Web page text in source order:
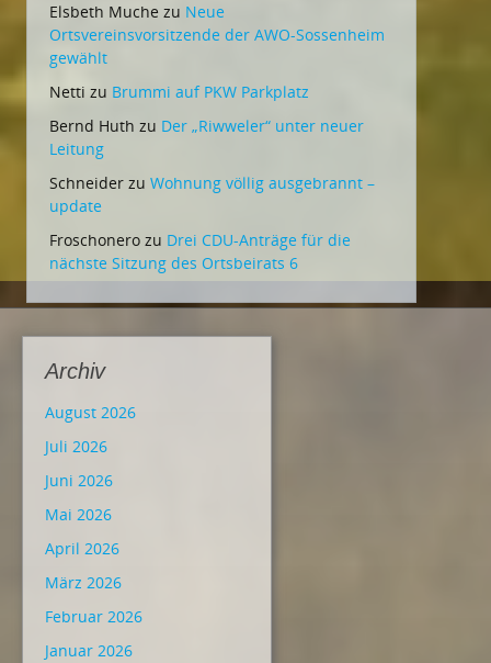
Elsbeth Muche zu Neue
Ortsvereinsvorsitzende der AWO-Sossenheim
gewählt
Netti zu Brummi auf PKW Parkplatz
Bernd Huth zu Der „Riwweler“ unter neuer
Leitung
Schneider zu Wohnung völlig ausgebrannt –
update
Froschonero zu Drei CDU-Anträge für die
nächste Sitzung des Ortsbeirats 6
Archiv
August 2026
Juli 2026
Juni 2026
Mai 2026
April 2026
März 2026
Februar 2026
Januar 2026